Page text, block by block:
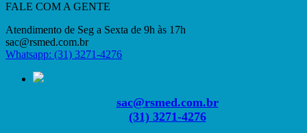
FALE COM A GENTE
Atendimento de Seg a Sexta de 9h às 17h
sac@rsmed.com.br
Whatsapp: (31) 3271-4276
sac@rsmed.com.br
(31) 3271-4276